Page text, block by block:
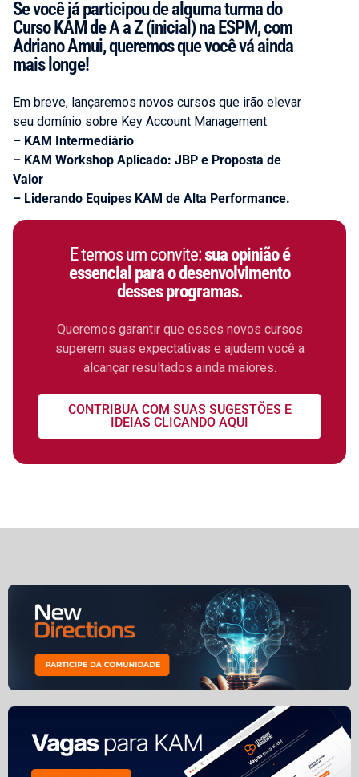
Se você já participou de alguma turma do
Curso KAM de A a Z (inicial) na ESPM, com
Adriano Amui, queremos que você vá ainda
mais longe!
Em breve, lançaremos novos cursos que irão elevar
seu domínio sobre Key Account Management:
– KAM Intermediário
– KAM Workshop Aplicado: JBP e Proposta de
Valor
– Liderando Equipes KAM de Alta Performance.
E temos um convite:sua opinião é
essencial para o desenvolvimento
desses programas.
Queremos garantir que esses novos cursos
superem suas expectativas e ajudem você a
alcançar resultados ainda maiores.
CONTRIBUA COM SUAS SUGESTÕES E
IDEIAS CLICANDO AQUI